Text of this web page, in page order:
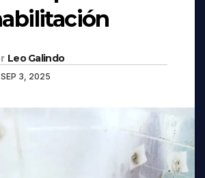
Leo Galindo
SEP 3, 2025